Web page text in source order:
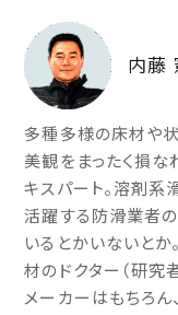
内藤
多種多様の床材や
美観をまったく損
キスパート。溶剤系
活躍する防滑業者
いるとかいないとか
材のドクター（研究
メーカーはもちろん